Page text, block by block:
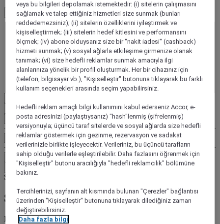
1 Oda - 1 Misafir
Oda 1
Oda 1
Yetişkin
- Bir yetişkin çıkarın
+Bir yetişkin ekle
Çocuk(lar)
- Çocuk kaldır +Çocuk ekle
Oda ekle
Ek arama kriterleri, örn
Ara
Nereye seyahat ediyorsunuz?
Skip search by categories
Şuna göre ara
Daha fazla seçenek göster
veya bu bilgileri depolamak istemektedir: (i) sitelerin çalışmasını
sağlamak ve talep ettiğiniz hizmetleri size sunmak (bunları
reddedemezsiniz); (ii) sitelerin özelliklerini iyileştirmek ve
kişiselleştirmek; (iii) sitelerin hedef kitlesini ve performansını
ölçmek; (iv) abone olduysanız size bir "nakit iadesi" (cashback)
hizmeti sunmak; (v) sosyal ağlarla etkileşime girmenize olanak
tanımak; (vi) size hedefli reklamlar sunmak amacıyla ilgi
alanlarınıza yönelik bir profil oluşturmak. Her bir cihazınız için
(telefon, bilgisayar vb.), "Kişiselleştir" butonuna tıklayarak bu farklı
kullanım seçenekleri arasında seçim yapabilirsiniz.
Hedefli reklam amaçlı bilgi kullanımını kabul ederseniz Accor, e-
posta adresinizi (paylaştıysanız) "hash"lenmiş (şifrelenmiş)
versiyonuyla; üçüncü taraf sitelerde ve sosyal ağlarda size hedefli
reklamlar göstermek için gezinme, rezervasyon ve sadakat
verilerinizle birlikte işleyecektir. Verileriniz, bu üçüncü tarafların
sahip olduğu verilerle eşleştirilebilir. Daha fazlasını öğrenmek için
"Kişiselleştir" butonu aracılığıyla "hedefli reklamcılık" bölümüne
bakınız.
Tercihlerinizi, sayfanın alt kısmında bulunan "Çerezler" bağlantısı
üzerinden "Kişiselleştir" butonuna tıklayarak dilediğiniz zaman
değiştirebilirsiniz.
Daha fazla bilgi